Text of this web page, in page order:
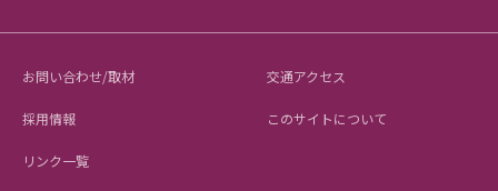
お問い合わせ/取材 交通アクセス
採用情報 このサイトについて
リンク一覧